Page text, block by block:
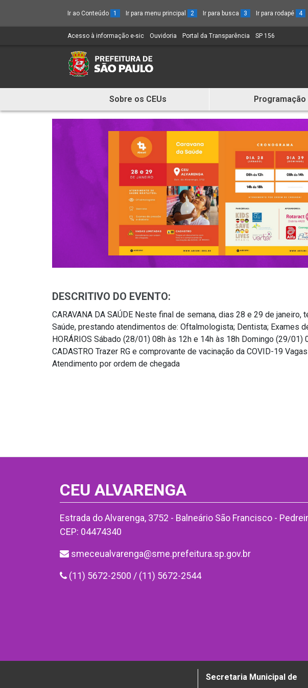
Ir ao Conteúdo 1 Ir para menu principal 2 Ir para busca 3 Ir para rodapé 4
Acesso à informação e-sic (Link
um
novo
Ouvidoria (Link
Portal da Transparência (Link
SP 156
e
Sobre os CEUs Programação
DESCRITIVO DO EVENTO:
CARAVANA DA SAÚDE Neste final de semana, dias 28 e 29 de janeiro,
Saúde, prestando atendimentos de: Oftalmologista; Dentista; Exames
HORÁRIOS Sábado (28/01) 08h às 12h e 14h às 18h Domingo (29/01)
CADASTRO Trazer RG e comprovante de vacinação da COVID-19
Atendimento por ordem de chegada
CEU ALVARENGA
Estrada do Alvarenga, 3752 - Balneário São Francisco -
CEP: 04474340
smeceualvarenga@sme.prefeitura.sp.gov.br
(11) 5672-2500 / (11) 5672-2544
Secretaria Municipal de